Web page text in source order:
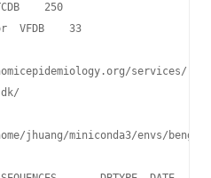
250
VFDB    33
services/
jhuang/miniconda3/envs/